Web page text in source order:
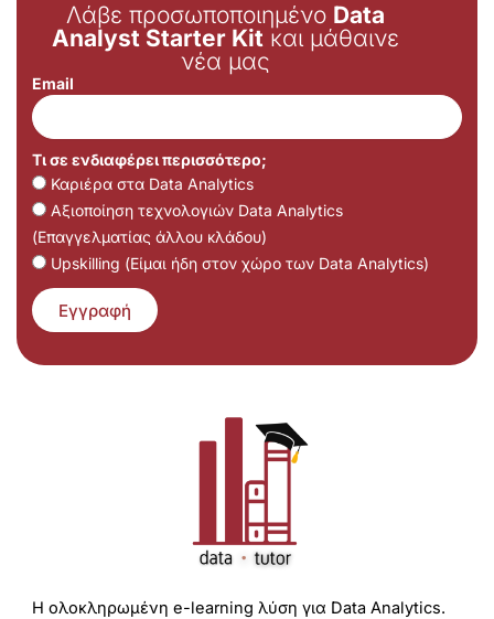
Λάβε προσωποποιημένο Data
Analyst Starter Kit και μάθαινε
νέα μας
Email
Τι σε ενδιαφέρει περισσότερο;
Καριέρα στα Data Analytics
Αξιοποίηση τεχνολογιών Data Analytics
(Επαγγελματίας άλλου κλάδου)
Upskilling (Είμαι ήδη στον χώρο των Data Analytics)
Εγγραφή
Η ολοκληρωμένη e-learning λύση για Data Analytics.